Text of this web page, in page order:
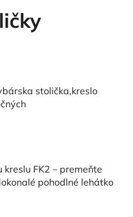
stolička,kreslo
kreslu FK2 – premeňte
pohodlné lehátko